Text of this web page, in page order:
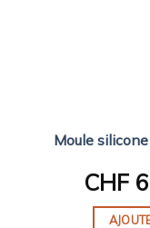
Moule
CHF